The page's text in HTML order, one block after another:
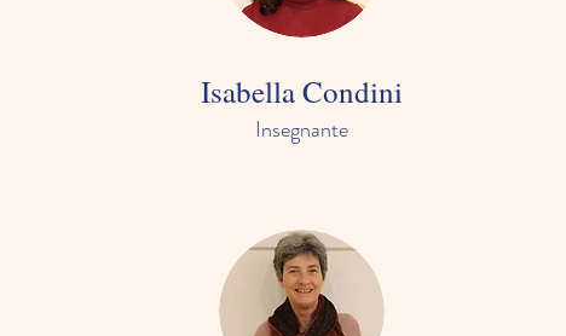
Isabella Condini
Insegnante